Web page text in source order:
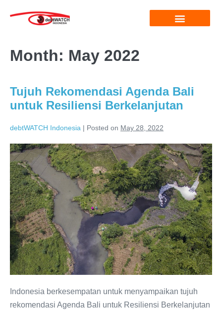
Month: May 2022
Tujuh Rekomendasi Agenda Bali
untuk Resiliensi Berkelanjutan
debtWATCH Indonesia | Posted on May 28, 2022
Indonesia berkesempatan untuk menyampaikan tujuh
rekomendasi Agenda Bali untuk Resiliensi Berkelanjutan